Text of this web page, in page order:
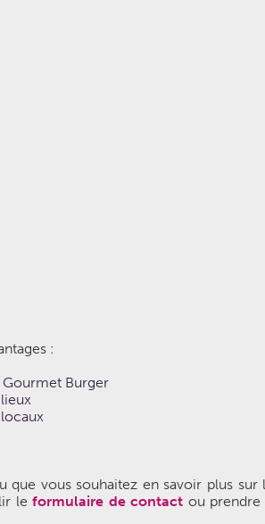
:
Burger
que vous souhaitez en savoir plus
leformulaire de contact ou